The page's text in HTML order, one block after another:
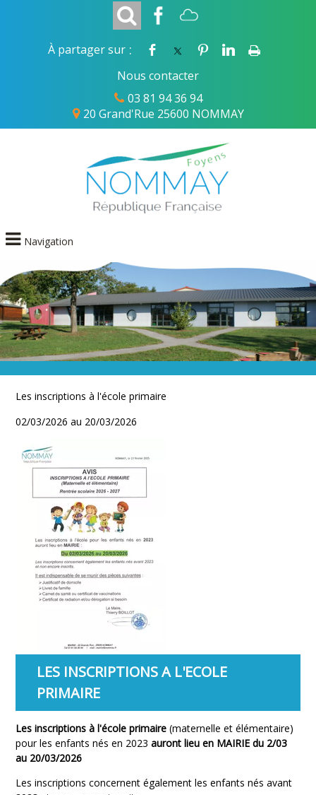
20 Grand'Rue 25600 NOMMAY
03 81 94 36 94
Nous contacter
À partager sur :
Navigation
Les inscriptions à l'école primaire
02/03/2026 au 20/03/2026
LES INSCRIPTIONS A L'ECOLE
PRIMAIRE
Les inscriptions à l'école primaire (maternelle et élémentaire)
pour les enfants nés en 2023auront lieu en MAIRIE du 2/03
au 20/03/2026
Les inscriptions concernent également les enfants nés avant